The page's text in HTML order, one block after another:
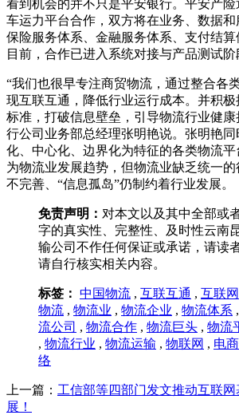
看到机会的并不只是平安银行。平安产
车运力平台合作，双方将在业务、数据
保险服务体系、金融服务体系、支付结算
目前，合作已进入系统对接与产品测试阶
“我们也很早专注商贸物流，通过整合各
现互联互通，降低行业运行成本。并积
标准，打破信息壁垒，引导物流行业健康
行公司业务部总经理张明艳说。张明艳
化、中心化、边界化为特征的各类物流
为物流业发展趋势，但物流业缺乏统一
不完善、“信息孤岛”仍制约着行业发展。
免责声明： 对本文以及其中全部或
字的真实性、完整性、及时性云南
输公司不作任何保证或承诺，请读
请自行核实相关内容。
标签： 中国物流 , 互联互通 , 互联网
物流 , 物流业 , 物流企业 , 物流体系 ,
流公司 , 物流合作 , 物流巨头 , 物流
, 物流行业 , 物流运输 , 物联网 , 电
络
上一篇： 工信部等四部门发文推动互联
展！